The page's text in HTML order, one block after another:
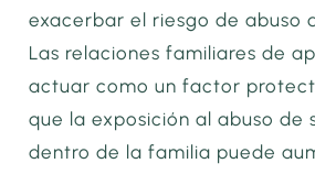
exacerbar el riesgo de abuso
Las relaciones familiares de
actuar como un factor
que la exposición al abuso de
dentro de la familia puede